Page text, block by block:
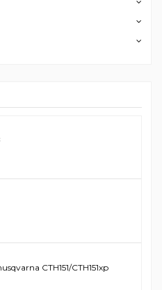
CTH151/CTH151xp